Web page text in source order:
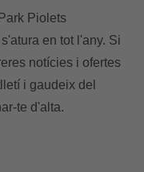
Piolets
en tot l'any. Si
notícies i ofertes
i gaudeix del
te d'alta.